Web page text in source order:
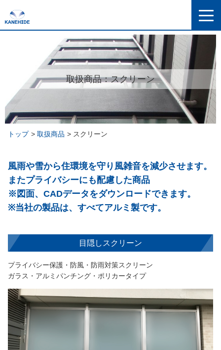
取扱商品：スクリーン
トップ 取扱商品 スクリーン
風雨や雪から住環境を守り風雑音を減少させます。
またプライバシーにも配慮した商品
※図面、CADデータをダウンロードできます。
※当社の製品は、すべてアルミ製です。
目隠しスクリーン
プライバシー保護・防風・防雨対策スクリーン
ガラス・アルミパンチング・ポリカータイプ